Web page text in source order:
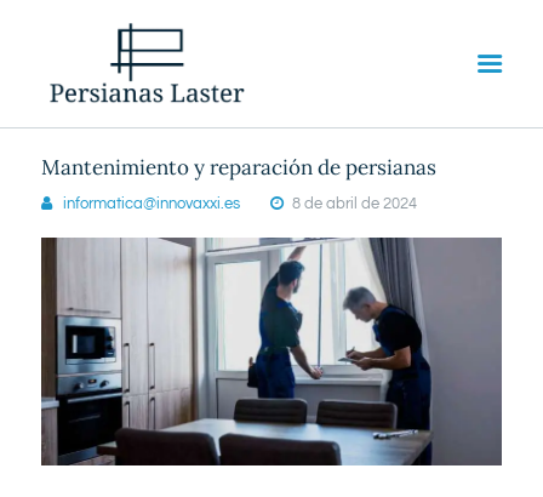
SERVICIOS
SOBRE NOSOTROS
Mantenimiento y reparación de persianas
informatica@innovaxxi.es 8 de abril de 2024